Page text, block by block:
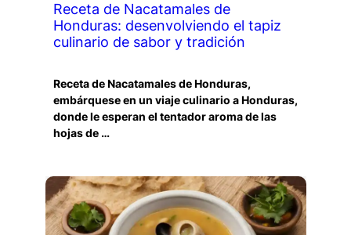
Receta de Nacatamales de
Honduras: desenvolviendo el tapiz
culinario de sabor y tradición
Receta de Nacatamales de Honduras,
embárquese en un viaje culinario a Honduras,
donde le esperan el tentador aroma de las
hojas de …